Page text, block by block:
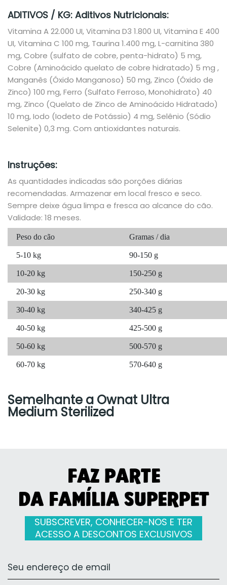
ADITIVOS / KG: Aditivos Nutricionais:
Vitamina A 22.000 UI, Vitamina D3 1.800 UI, Vitamina E 400
UI, Vitamina C 100 mg, Taurina 1.400 mg, L-carnitina 380
mg, Cobre (sulfato de cobre, penta-hidrato) 5 mg,
Cobre (Aminoácido quelato de cobre hidratado) 5 mg ,
Manganês (Óxido Manganoso) 50 mg, Zinco (Óxido de
Zinco) 100 mg, Ferro (Sulfato Ferroso, Monohidrato) 40
mg, Zinco (Quelato de Zinco de Aminoácido Hidratado)
10 mg, Iodo (Iodeto de Potássio) 4 mg, Selênio (Sódio
Selenite) 0,3 mg. Com antioxidantes naturais.
Instruções:
As quantidades indicadas são porções diárias
recomendadas. Armazenar em local fresco e seco.
Sempre deixe água limpa e fresca ao alcance do cão.
Validade: 18 meses.
Peso do cão Gramas / dia
5-10 kg 90-150 g
10-20 kg 150-250 g
20-30 kg 250-340 g
30-40 kg 340-425 g
40-50 kg 425-500 g
50-60 kg 500-570 g
60-70 kg 570-640 g
Semelhante a Ownat Ultra
Medium Sterilized
FAZ PARTE
DA FAMÍLIA SUPERPET
SUBSCREVER, CONHECER-NOS E TER
ACESSO A DESCONTOS EXCLUSIVOS